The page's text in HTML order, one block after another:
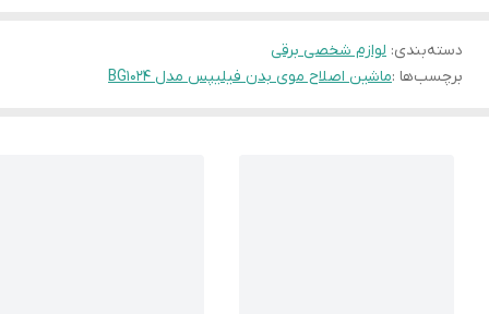
دسته‌بندی: لوازم شخصی برقی
برچسب‌ها :ماشین اصلاح موی بدن فیلیپس مدل BG1024